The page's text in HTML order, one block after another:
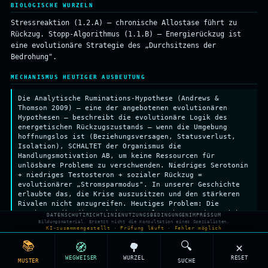
FAKULTATIV
↓
Großmutter-Hyp.
POST-REPRODUKTION
Verwandten-Sel.
KIN SELECTION
BIOLOGISCHE WURZELN
Stressreaktion (1.2.A) — chronische Allostase führt zu
Rückzug. Stopp-Algorithmus (1.1.B) — Energierückzug ist
eine evolutionäre Strategie des „Durchsitzens der
Bedrohung".
MECHANISMUS HEUTIGER AUSBEUTUNG
Die Analytische Ruminations-Hypothese (Andrews &
Thomson 2009) — eine der angebotenen evolutionären
Hypothesen — beschreibt die evolutionäre Logik des
energetischen Rückzugszustands — wenn die Umgebung
hoffnungslos ist (Beziehungsversagen, Statusverlust,
Isolation), SCHALTET der Organismus die
Handlungsmotivation AB, um keine Ressourcen für
unlösbare Probleme zu verschwenden. Niedriges Serotonin
+ niedriges Testosteron + sozialer Rückzug =
evolutionärer „Stromsparmodus". In unserer Geschichte
erlaubte das, die Krise auszusitzen und den stärkeren
Rivalen nicht anzugreifen. Heutiges Problem: Die
Umgebung, die die Reaktion ausgelöst hat, ändert sich
nicht (chronischer Arbeitsstress, Einsamkeit in der
Stadt), also dauert der „Wartemodus" zu lange. WICHTIG:
Wenn du diesen Zustand länger als ein paar Wochen
erkennst — Konsultation mit einem Facharzt für
psychische Gesundheit. Diese Beschreibung dient
📚
MUSTER
🧭
WEGWEISER
🌳
WURZEL
🔍
SUCHE
✕
RESET
DATENSCHUTZRICHTLINIENUTZUNGSBEDINGUNGENIMPRESSUM
Bildungsmaterial. Ersetzt nicht die Konsultation eines Spezialisten.
KI-zusammengestellt · Prüfung läuft · Fehler möglich